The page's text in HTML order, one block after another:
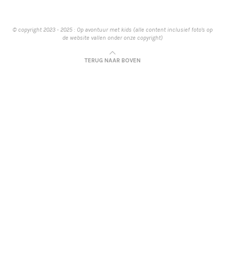
© copyright 2023 - 2025 : Op avontuur met kids (alle content inclusief foto's op
de website vallen onder onze copyright)
TERUG NAAR BOVEN